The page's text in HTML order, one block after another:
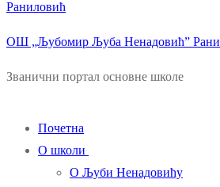
ОШ „Љубомир Љуба Ненадовић”
Званични портал основне школе
Почетна
О школи
О Љуби Ненадовићу